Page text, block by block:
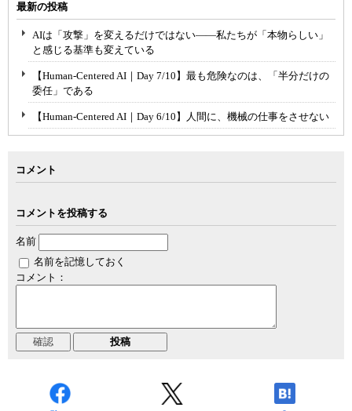
最新の投稿
AIは「攻撃」を変えるだけではない――私たちが「本物らしい」
と感じる基準も変えている
【Human-Centered AI｜Day 7/10】最も危険なのは、「半分だけの
委任」である
【Human-Centered AI｜Day 6/10】人間に、機械の仕事をさせない
コメント
コメントを投稿する
名前
名前を記憶しておく
コメント：